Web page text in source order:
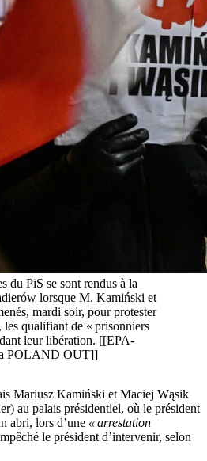
du PiS se sont rendus à la
lorsque M. Kamiński et
mardi soir, pour protester
les qualifiant de « prisonniers
leur libération. [[EPA-
POLAND OUT]]
Mariusz Kamiński et Maciej Wąsik
au palais présidentiel, où le président
abri, lors d’une « arrestation
le président d’intervenir, selon